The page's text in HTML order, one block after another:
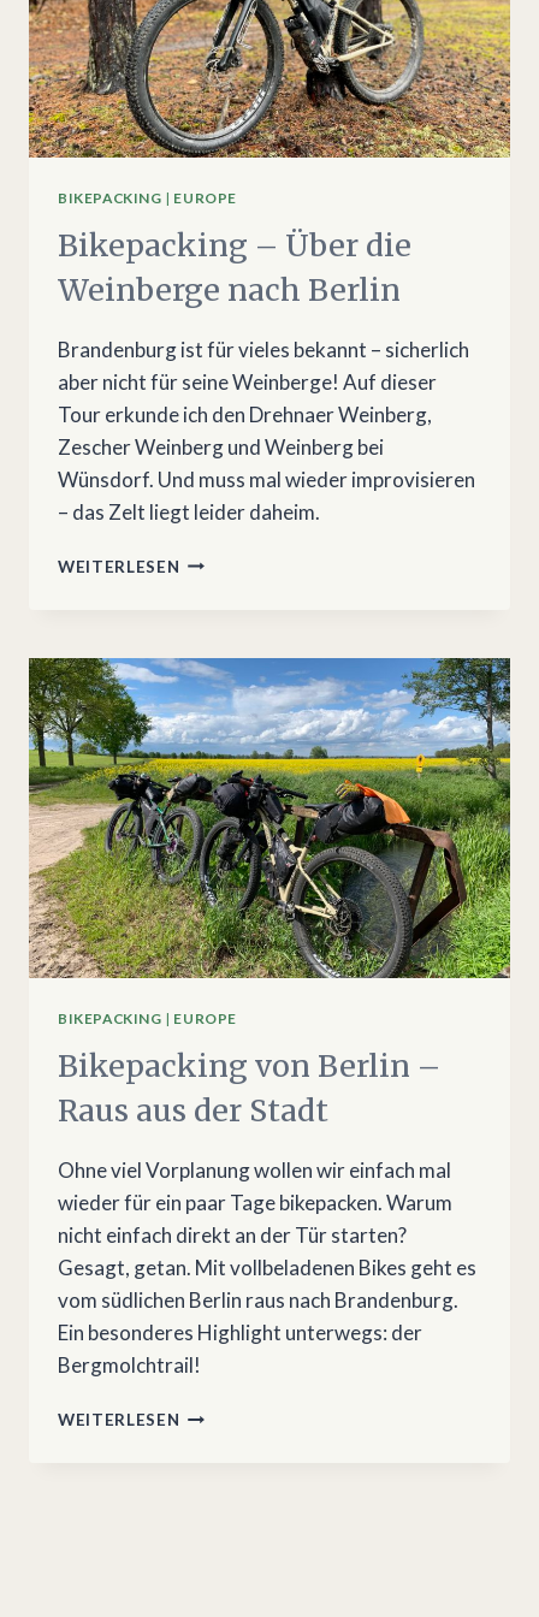
BIKEPACKING | EUROPE
Bikepacking – Über die
Weinberge nach Berlin
Brandenburg ist für vieles bekannt – sicherlich
aber nicht für seine Weinberge! Auf dieser
Tour erkunde ich den Drehnaer Weinberg,
Zescher Weinberg und Weinberg bei
Wünsdorf. Und muss mal wieder improvisieren
– das Zelt liegt leider daheim.
WEITERLESEN BIKEPACKING
WEINBERGE
NACH
BERLIN
BIKEPACKING | EUROPE
Bikepacking von Berlin –
Raus aus der Stadt
Ohne viel Vorplanung wollen wir einfach mal
wieder für ein paar Tage bikepacken. Warum
nicht einfach direkt an der Tür starten?
Gesagt, getan. Mit vollbeladenen Bikes geht es
vom südlichen Berlin raus nach Brandenburg.
Ein besonderes Highlight unterwegs: der
Bergmolchtrail!
WEITERLESEN BIKEPACKING